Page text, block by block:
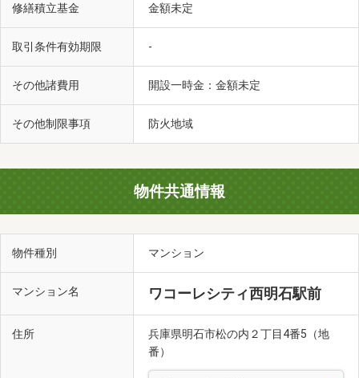
修繕積立基金 金額未定
取引条件有効期限 -
その他諸費用 開設一時金：金額未定
その他制限事項 防火地域
物件共通情報
物件種別 マンション
マンション名 ワコーレシティ西明石駅前
住所
兵庫県明石市松の内２丁目4番5（地
番）